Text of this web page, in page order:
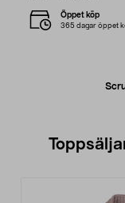
Öppet köp
365 dagar öppet